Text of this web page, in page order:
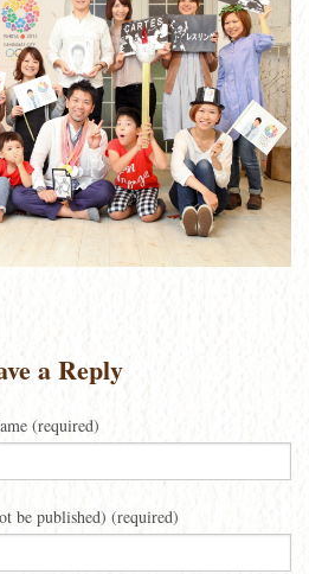
a Reply
(required)
be published) (required)